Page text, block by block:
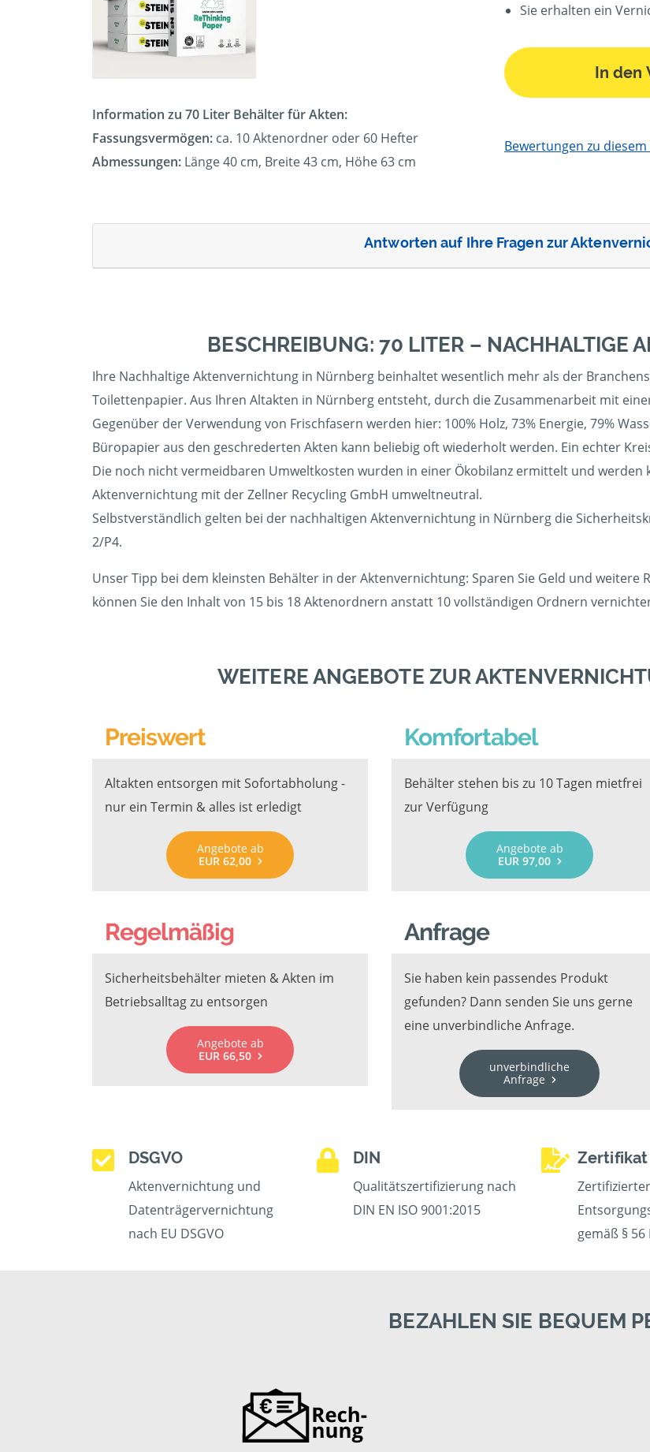
Information zu 70 Liter Behälter für Akten:
Fassungsvermögen: ca. 10 Aktenordner oder 60 Hefter
Abmessungen: Länge 40 cm, Breite 43 cm, Höhe 63 cm
Sie erhalten ein
In den
Bewertungen zu
Antworten auf Ihre Fragen zur
BESCHREIBUNG: 70 LITER – NACHHALTIGE
Ihre Nachhaltige Aktenvernichtung in Nürnberg beinhaltet wesentlich mehr als der
Toilettenpapier. Aus Ihren Altakten in Nürnberg entsteht, durch die Zusammenarbeit mit
Gegenüber der Verwendung von Frischfasern werden hier: 100% Holz, 73% Energie, 79%
Büropapier aus den geschrederten Akten kann beliebig oft wiederholt werden. Ein echter
Die noch nicht vermeidbaren Umweltkosten wurden in einer Ökobilanz ermittelt und
Aktenvernichtung mit der Zellner Recycling GmbH umweltneutral.
Selbstverständlich gelten bei der nachhaltigen Aktenvernichtung in Nürnberg die
2/P4.
Unser Tipp bei dem kleinsten Behälter in der Aktenvernichtung: Sparen Sie Geld und weitere
können Sie den Inhalt von 15 bis 18 Aktenordnern anstatt 10 vollständigen Ordnern
WEITERE ANGEBOTE ZUR
Preiswert
Altakten entsorgen mit Sofortabholung -
nur ein Termin & alles ist erledigt
Angebote ab
EUR 62,00
Komfortabel
Behälter stehen bis zu 10 Tagen mietfrei
zur Verfügung
Angebote ab
EUR 97,00
Regelmäßig
Sicherheitsbehälter mieten & Akten im
Betriebsalltag zu entsorgen
Angebote ab
EUR 66,50
Anfrage
Sie haben kein passendes Produkt
gefunden? Dann senden Sie uns gerne
eine unverbindliche Anfrage.
unverbindliche
Anfrage
DSGVO
Aktenvernichtung und
Datenträgervernichtung
nach EU DSGVO
DIN
Qualitätszertifizierung nach
DIN EN ISO 9001:2015
Zertifikat
Zertifizierter
gemäß § 56
BEZAHLEN SIE BEQUEM